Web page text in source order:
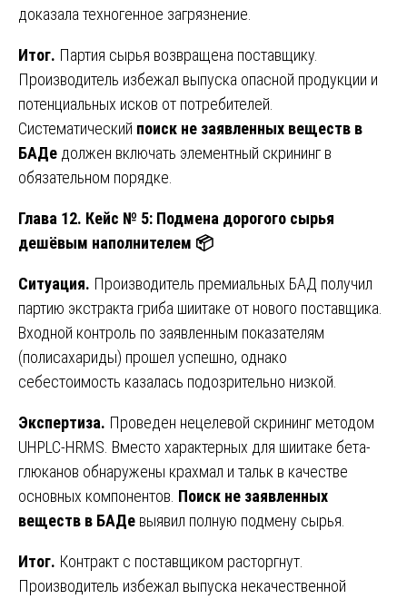
доказала техногенное загрязнение.
Итог. Партия сырья возвращена поставщику.
Производитель избежал выпуска опасной продукции и
потенциальных исков от потребителей.
Систематический поиск не заявленных веществ в
БАДе должен включать элементный скрининг в
обязательном порядке.
Глава 12. Кейс № 5: Подмена дорогого сырья
дешёвым наполнителем 📦
Ситуация. Производитель премиальных БАД получил
партию экстракта гриба шиитаке от нового поставщика.
Входной контроль по заявленным показателям
(полисахариды) прошел успешно, однако
себестоимость казалась подозрительно низкой.
Экспертиза. Проведен нецелевой скрининг методом
UHPLC-HRMS. Вместо характерных для шиитаке бета-
глюканов обнаружены крахмал и тальк в качестве
основных компонентов. Поиск не заявленных
веществ в БАДе выявил полную подмену сырья.
Итог. Контракт с поставщиком расторгнут.
Производитель избежал выпуска некачественной